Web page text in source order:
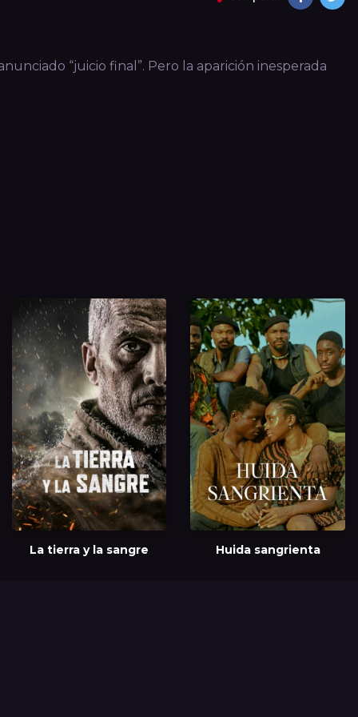
“juicio final”. Pero la aparición inesperada
La tierra y la sangre Huida sangrienta